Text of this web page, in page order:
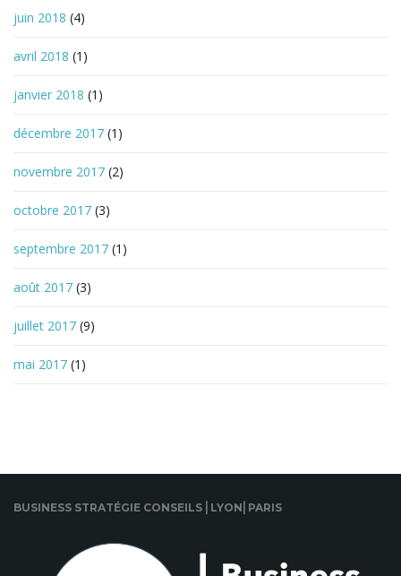
juin 2018 (4)
avril 2018 (1)
janvier 2018 (1)
décembre 2017 (1)
novembre 2017 (2)
octobre 2017 (3)
septembre 2017 (1)
août 2017 (3)
juillet 2017 (9)
mai 2017 (1)
BUSINESS STRATÉGIE CONSEILS ⎜LYON⎜PARIS